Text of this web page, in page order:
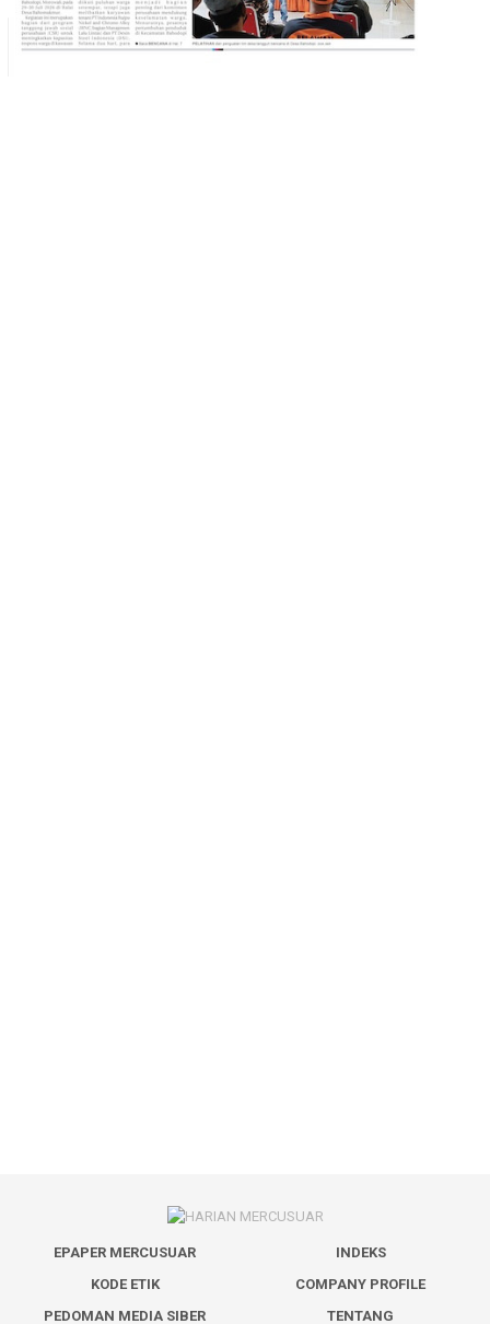
EPAPER MERCUSUAR
INDEKS
KODE ETIK
COMPANY PROFILE
PEDOMAN MEDIA SIBER
TENTANG